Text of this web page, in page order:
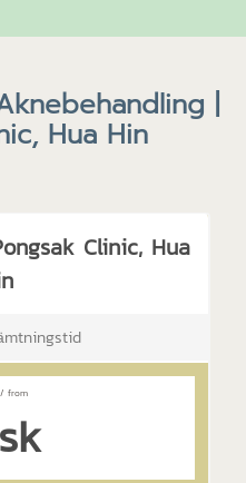
|
Hua Hin
Clinic, Hua